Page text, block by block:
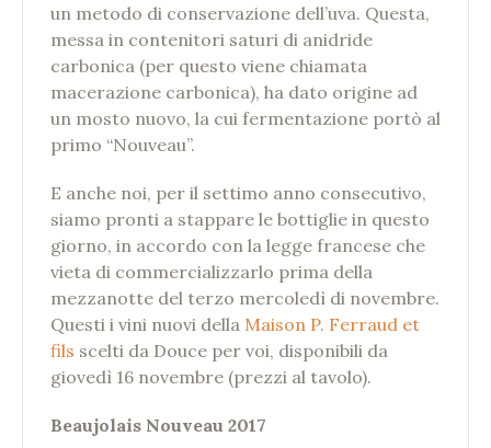
un metodo di conservazione dell’uva. Questa,
messa in contenitori saturi di anidride
carbonica (per questo viene chiamata
macerazione carbonica), ha dato origine ad
un mosto nuovo, la cui fermentazione portò al
primo “Nouveau”.
E anche noi, per il settimo anno consecutivo,
siamo pronti a stappare le bottiglie in questo
giorno, in accordo con la legge francese che
vieta di commercializzarlo prima della
mezzanotte del terzo mercoledì di novembre.
Questi i vini nuovi della Maison P. Ferraud et
fils scelti da Douce per voi, disponibili da
giovedì 16 novembre (prezzi al tavolo).
Beaujolais Nouveau 2017